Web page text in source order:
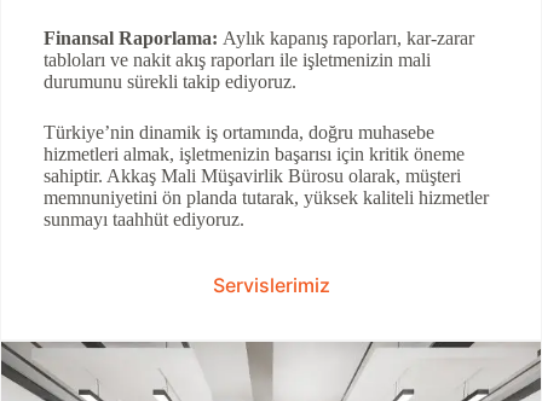
Finansal Raporlama: Aylık kapanış raporları, kar-zarar
tabloları ve nakit akış raporları ile işletmenizin mali
durumunu sürekli takip ediyoruz.
Türkiye’nin dinamik iş ortamında, doğru muhasebe
hizmetleri almak, işletmenizin başarısı için kritik öneme
sahiptir. Akkaş Mali Müşavirlik Bürosu olarak, müşteri
memnuniyetini ön planda tutarak, yüksek kaliteli hizmetler
sunmayı taahhüt ediyoruz.
Servislerimiz